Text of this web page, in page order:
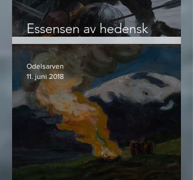
Essensen av hedensk
livsførsel og visdom
Odelsarven
11. juni 2018